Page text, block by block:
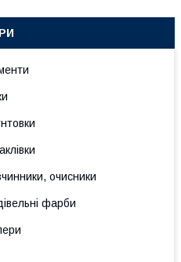
очисники
фарби